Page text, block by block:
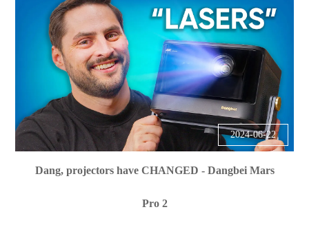
2024-06-22
Dang, projectors have CHANGED - Dangbei Mars
Pro 2